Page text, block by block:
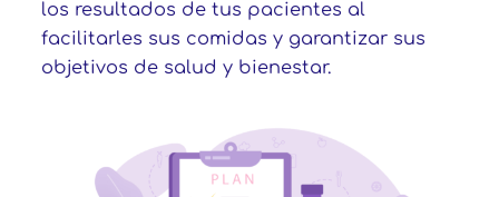
los resultados de tus pacientes al
facilitarles sus comidas y garantizar sus
objetivos de salud y bienestar.